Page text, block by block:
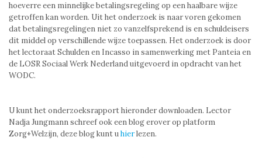
hoeverre een minnelijke betalingsregeling op een haalbare wijze
getroffen kan worden. Uit het onderzoek is naar voren gekomen
dat betalingsregelingen niet zo vanzelfsprekend is en schuldeisers
dit middel op verschillende wijze toepassen. Het onderzoek is door
het lectoraat Schulden en Incasso in samenwerking met Panteia en
de LOSR Sociaal Werk Nederland uitgevoerd in opdracht van het
WODC.
U kunt het onderzoeksrapport hieronder downloaden. Lector
Nadja Jungmann schreef ook een blog erover op platform
Zorg+Welzijn, deze blog kunt uhierlezen.